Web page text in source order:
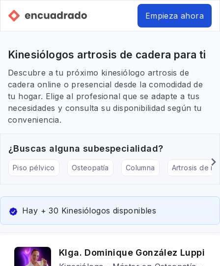
Empieza ahora
Kinesiólogos artrosis de cadera para ti
Descubre a tu próximo kinesiólogo artrosis de
cadera online o presencial desde la comodidad de
tu hogar. Elige al profesional que se adapte a tus
necesidades y consulta su disponibilidad según tu
conveniencia.
¿Buscas alguna subespecialidad?
Piso pélvico Osteopatía Columna Artrosis de
Hay + 30 Kinesiólogos disponibles
Klga. Dominique González Luppi